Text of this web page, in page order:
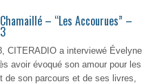
– “Les Accourues” –
CITERADIO a interviewé Évelyne
avoir évoqué son amour pour les
de son parcours et de ses livres,